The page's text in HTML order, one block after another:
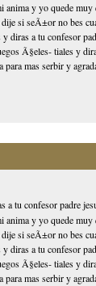
anima y yo quede
si seÃ±or no bes
diras a tu confesor
Ã§eles- tiales y
mas serbir y
a tu confesor padre
anima y yo quede
si seÃ±or no bes
diras a tu confesor
Ã§eles- tiales y
mas serbir y